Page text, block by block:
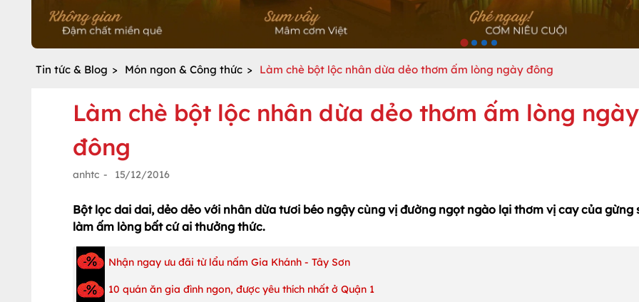
Tin tức & Blog > Món ngon & Công thức > Làm chè bột lộc nhân dừa dẻo thơm ấm lòng ngày đông
Làm chè bột lộc nhân dừa dẻo thơm ấm lòng ngày
đông
anhtc - 15/12/2016
Bột lọc dai dai, dẻo dẻo với nhân dừa tươi béo ngậy cùng vị đường ngọt ngào lại thơm vị cay của gừng
làm ấm lòng bất cứ ai thưởng thức.
Nhận ngay ưu đãi từ lẩu nấm Gia Khánh - Tây Sơn
10 quán ăn gia đình ngon, được yêu thích nhất ở Quận 1